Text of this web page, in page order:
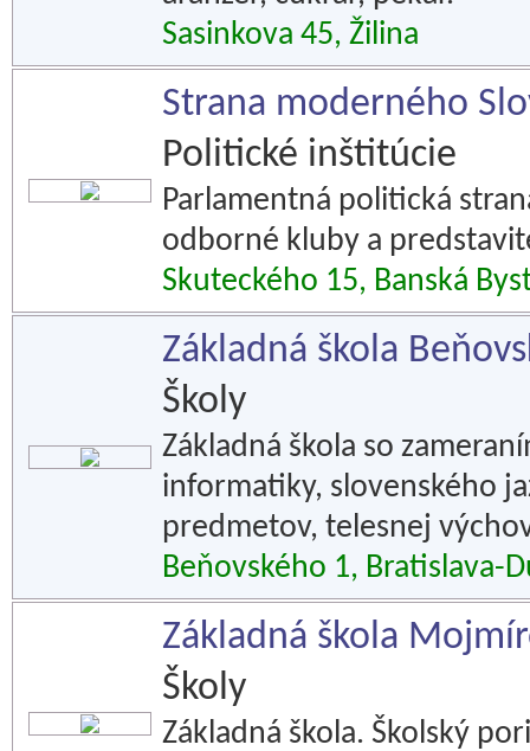
Sasinkova 45, Žilina
Strana moderného
Politické inštitúcie
Parlamentná politická
odborné kluby a
Skuteckého 15, Banská
Základná škola
Školy
Základná škola so
informatiky, slovenského
predmetov, telesnej
Beňovského 1, Bratislava-
Základná škola
Školy
Základná škola. Školský